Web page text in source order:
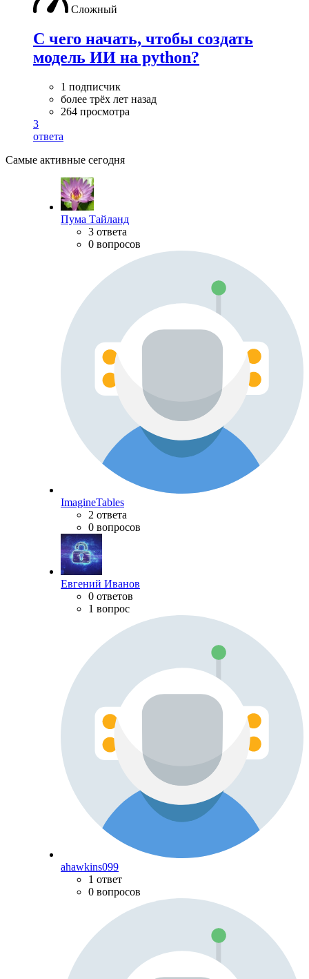
Сложный
С чего начать, чтобы создать
модель ИИ на python?
1 подписчик
более трёх лет назад
264 просмотра
3
ответа
Самые активные сегодня
Пума Тайланд
3 ответа
0 вопросов
ImagineTables
2 ответа
0 вопросов
Евгений Иванов
0 ответов
1 вопрос
ahawkins099
1 ответ
0 вопросов